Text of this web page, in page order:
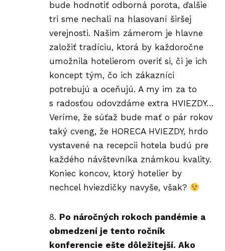
bude hodnotiť odborná porota, ďalšie
tri sme nechali na hlasovaní širšej
verejnosti. Našim zámerom je hlavne
založiť tradíciu, ktorá by každoročne
umožnila hotelierom overiť si, či je ich
koncept tým, čo ich zákazníci
potrebujú a oceňujú. A my im za to
s radosťou odovzdáme extra HVIEZDY…
Veríme, že súťaž bude mať o pár rokov
taký cveng, že HORECA HVIEZDY, hrdo
vystavené na recepcii hotela budú pre
každého návštevníka známkou kvality.
Koniec koncov, ktorý hotelier by
nechcel hviezdičky navyše, však?
Po náročných rokoch pandémie a
obmedzení je tento ročník
konferencie ešte dôležitejší. Ako